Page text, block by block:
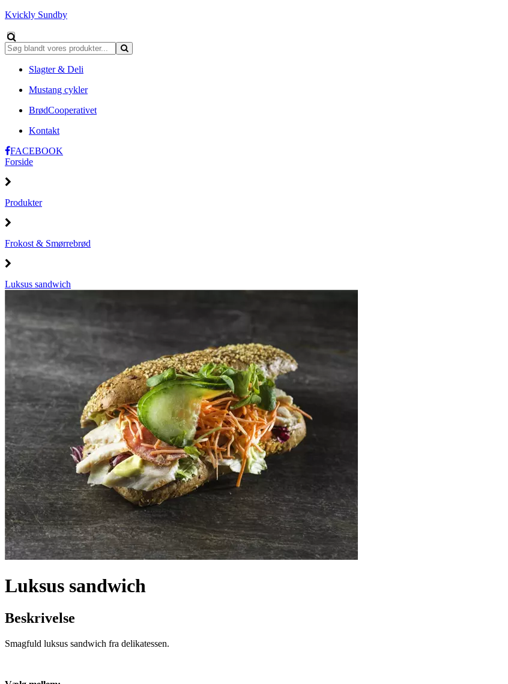
Kvickly Sundby
Slagter & Deli
Mustang cykler
BrødCooperativet
Kontakt
FACEBOOK
Forside
Produkter
Frokost & Smørrebrød
Luksus sandwich
Luksus sandwich
Beskrivelse
Smagfuld luksus sandwich fra delikatessen.